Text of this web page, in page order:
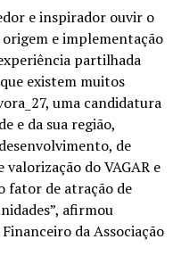
e inspirador ouvir o
e implementação
partilhada
existem muitos
uma candidatura
e da sua região,
de
do VAGAR e
fator de atração de
afirmou
da Associação